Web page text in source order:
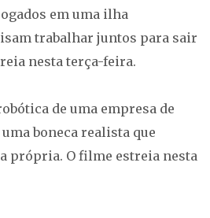
em uma ilha
trabalhar juntos para sair
nesta terça-feira.
de uma empresa de
boneca realista que
própria. O filme estreia nesta